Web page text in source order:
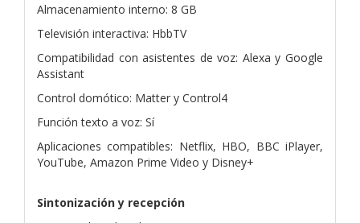
Almacenamiento interno: 8 GB
Televisión interactiva: HbbTV
Compatibilidad con asistentes de voz: Alexa y Google
Assistant
Control domótico: Matter y Control4
Función texto a voz: Sí
Aplicaciones compatibles: Netflix, HBO, BBC iPlayer,
YouTube, Amazon Prime Video y Disney+
Sintonización y recepción